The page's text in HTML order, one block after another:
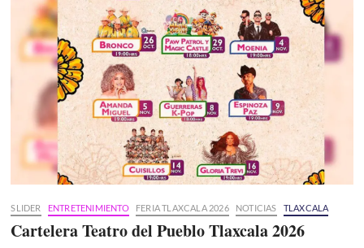
SLIDER ENTRETENIMIENTO FERIA TLAXCALA 2026 NOTICIAS TLAXCALA
Cartelera Teatro del Pueblo Tlaxcala 2026